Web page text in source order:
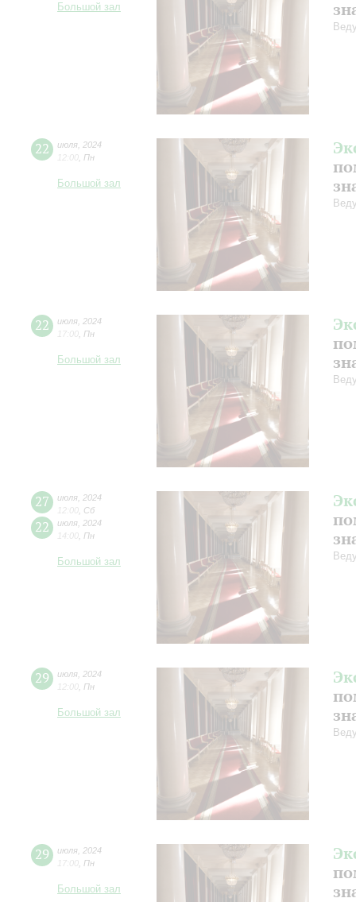
Большой зал
22 июля 2024
12:00 Пн
Большой зал
22 июля 2024
17:00 Пн
Большой зал
27 июля 2024
12:00 Сб
22 июля 2024
14:00 Пн
Большой зал
29 июля 2024
12:00 Пн
Большой зал
29 июля 2024
17:00 Пн
Большой зал